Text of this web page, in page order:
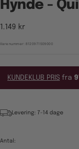
Hynde -
Tilbudspris
1.149 kr
Varenummer:8120971509000
KUNDEKLUB PRIS fra
Levering: 7-14 dage
Antal: